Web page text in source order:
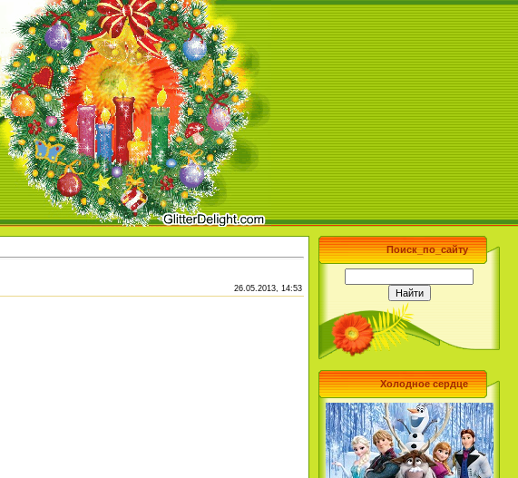
26.05.2013, 14:53
Поиск_по_сайту
Холодное сердце